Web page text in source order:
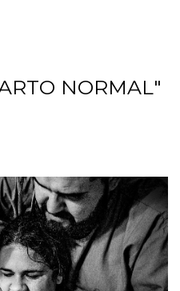
NORMAL"